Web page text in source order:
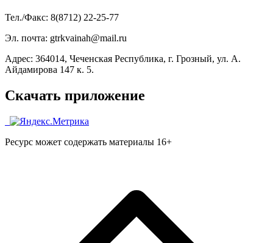
Тел./Факс: 8(8712) 22-25-77
Эл. почта: gtrkvainah@mail.ru
Адрес: 364014, Чеченская Республика, г. Грозный, ул. А.
Айдамирова 147 к. 5.
Скачать приложение
Ресурс может содержать материалы 16+